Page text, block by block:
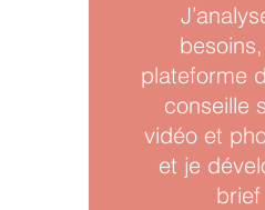
plateforme
conseille
vidéo et
et je